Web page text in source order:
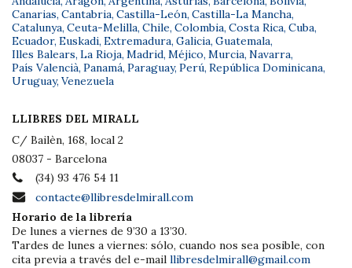
Canarias, Cantabria, Castilla-León, Castilla-La Mancha,
Catalunya, Ceuta-Melilla, Chile, Colombia, Costa Rica, Cuba,
Ecuador, Euskadi, Extremadura, Galicia, Guatemala,
Illes Balears, La Rioja, Madrid, Méjico, Murcia, Navarra,
País Valencià, Panamá, Paraguay, Perú, República Dominicana,
Uruguay, Venezuela
LLIBRES DEL MIRALL
C/ Bailèn, 168, local 2
08037 - Barcelona
(34) 93 476 54 11
contacte@llibresdelmirall.com
Horario de la librería
De lunes a viernes de 9’30 a 13’30.
Tardes de lunes a viernes: sólo, cuando nos sea posible, con
cita previa a través del e-mail llibresdelmirall@gmail.com